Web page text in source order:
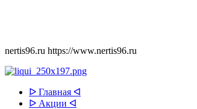
nertis96.ru https://www.nertis96.ru
ᐅ Главная ᐊ
ᐅ Акции ᐊ